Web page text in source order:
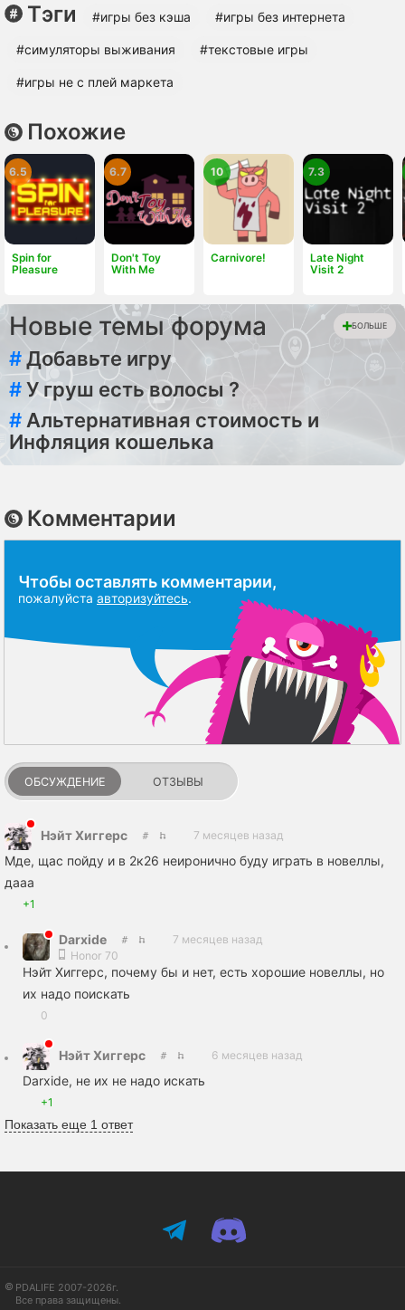
Тэги #игры без кэша #игры без интернета
#симуляторы выживания #текстовые игры
#игры не с плей маркета
Похожие
Spin for
Pleasure
6.5
Don't Toy
With Me
6.7
Carnivore!
10
Late Night
Visit 2
7.3
Новые темы форума БОЛЬШЕ
#Добавьте игру
#У груш есть волосы ?
# Альтернативная стоимость и
Инфляция кошелька
Комментарии
Чтобы оставлять комментарии,
пожалуйста авторизуйтесь.
ОБСУЖДЕНИЕ ОТЗЫВЫ
Нэйт Хиггерс 7 месяцев назад
Мде, щас пойду и в 2к26 неиронично буду играть в новеллы,
дааа
+1
Darxide
7 месяцев назад
Honor 70
Нэйт Хиггерс, почему бы и нет, есть хорошие новеллы, но
их надо поискать
0
Нэйт Хиггерс 6 месяцев назад
Darxide, не их не надо искать
+1
Показать еще 1 ответ
PDALIFE 2007-2026г.
Все права защищены.